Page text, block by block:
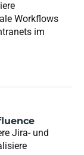
Workflows
im
Jira- und